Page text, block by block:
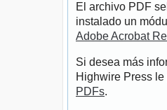
El archivo PDF
instalado un
Adobe Acrobat
Si desea más
Highwire Press
PDFs.